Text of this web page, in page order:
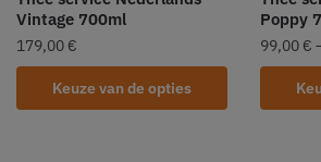
Vintage 700ml
179,00 €
Keuze van de opties
Poppy
99,00 €